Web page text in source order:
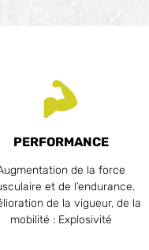
PERFORMANCE
de la force
et de l’endurance.
de la vigueur, de la
mobilité : Explosivité